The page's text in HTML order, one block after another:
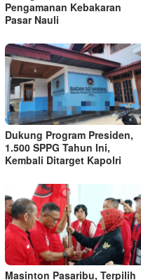
Pengamanan Kebakaran
Pasar Nauli
Dukung Program Presiden,
1.500 SPPG Tahun Ini,
Kembali Ditarget Kapolri
Masinton Pasaribu, Terpilih